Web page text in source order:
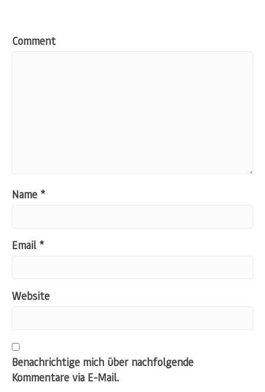
Comment
Name *
Email *
Website
Benachrichtige mich über nachfolgende
Kommentare via E-Mail.